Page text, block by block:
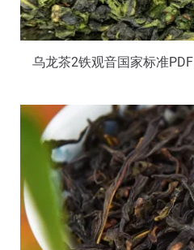
乌龙茶2铁观音国家标准PDF